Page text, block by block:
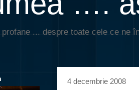
profane ... despre toate cele ce ne
4 decembrie 2008